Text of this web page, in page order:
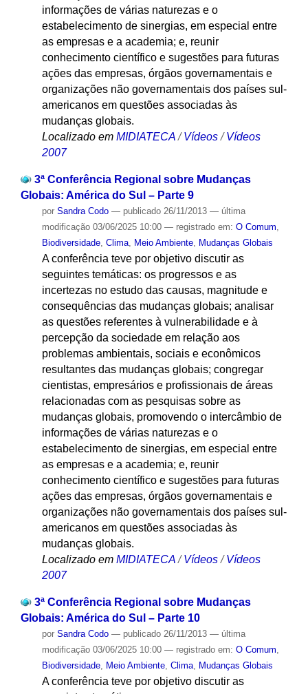
informações de várias naturezas e o
estabelecimento de sinergias, em especial entre
as empresas e a academia; e, reunir
conhecimento científico e sugestões para futuras
ações das empresas, órgãos governamentais e
organizações não governamentais dos países sul-
americanos em questões associadas às
mudanças globais.
Localizado em MIDIATECA /Vídeos /Vídeos
2007
3ª Conferência Regional sobre Mudanças
Globais: América do Sul – Parte 9
por Sandra Codo — publicado26/11/2013 — última
modificação03/06/2025 10:00 — registrado em: O Comum,
Biodiversidade, Clima, Meio Ambiente, Mudanças Globais
A conferência teve por objetivo discutir as
seguintes temáticas: os progressos e as
incertezas no estudo das causas, magnitude e
consequências das mudanças globais; analisar
as questões referentes à vulnerabilidade e à
percepção da sociedade em relação aos
problemas ambientais, sociais e econômicos
resultantes das mudanças globais; congregar
cientistas, empresários e profissionais de áreas
relacionadas com as pesquisas sobre as
mudanças globais, promovendo o intercâmbio de
informações de várias naturezas e o
estabelecimento de sinergias, em especial entre
as empresas e a academia; e, reunir
conhecimento científico e sugestões para futuras
ações das empresas, órgãos governamentais e
organizações não governamentais dos países sul-
americanos em questões associadas às
mudanças globais.
Localizado em MIDIATECA /Vídeos /Vídeos
2007
3ª Conferência Regional sobre Mudanças
Globais: América do Sul – Parte 10
por Sandra Codo — publicado26/11/2013 — última
modificação03/06/2025 10:00 — registrado em: O Comum
Biodiversidade, Meio Ambiente, Clima, Mudanças Globais
A conferência teve por objetivo discutir as